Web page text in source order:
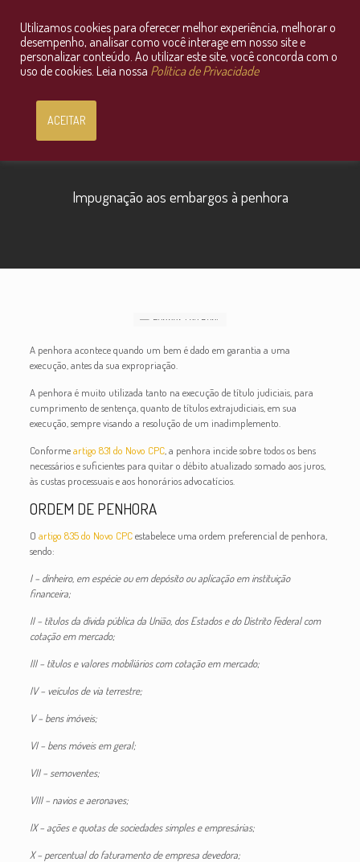
Consultoria Jurídica OnLine
Impugnação aos embargos à penhora
A penhora acontece quando um bem é dado em garantia a uma
execução, antes da sua expropriação.
A penhora é muito utilizada tanto na execução de título judiciais, para
cumprimento de sentença, quanto de títulos extrajudiciais, em sua
execução, sempre visando a resolução de um inadimplemento.
Conformeartigo 831 do Novo CPC , a penhora incide sobre todos os bens
necessários e suficientes para quitar o débito atualizado somado aos juros,
às custas processuais e aos honorários advocatícios.
ORDEM DE PENHORA
Oartigo 835 do Novo CPCestabelece uma ordem preferencial de penhora,
sendo:
I – dinheiro, em espécie ou em depósito ou aplicação em instituição
financeira;
II – títulos da dívida pública da União, dos Estados e do Distrito Federal com
cotação em mercado;
III – títulos e valores mobiliários com cotação em mercado;
IV – veículos de via terrestre;
V – bens imóveis;
VI – bens móveis em geral;
VII – semoventes;
VIII – navios e aeronaves;
IX – ações e quotas de sociedades simples e empresárias;
X – percentual do faturamento de empresa devedora;
Utilizamos cookies para oferecer melhor experiência, melhorar o
desempenho, analisar como você interage em nosso site e
personalizar conteúdo. Ao utilizar este site, você concorda com o
uso de cookies. Leia nossa Política de Privacidade
ACEITAR